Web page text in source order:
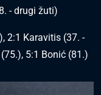
- drugi žuti)
2:1 Karavitis (37. -
5:1 Bonić (81.)